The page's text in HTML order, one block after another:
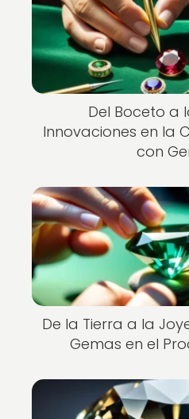
Del Boceto a
Innovaciones en la
con
De la Tierra a la
Gemas en el